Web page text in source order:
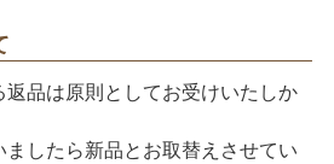
品は原則としてお受けいたしか
したら新品とお取替えさせてい